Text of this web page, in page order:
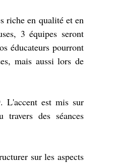
riche en qualité et en
3 équipes seront
éducateurs pourront
mais aussi lors de
L'accent est mis sur
des séances
sur les aspects